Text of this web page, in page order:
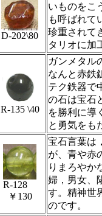
D-202\80
いものをこ
も呼ばれて
珍重されて
タリオに加
R‐135 \40
ガンメタル
なんと赤鉄
テク鉄器で
の石は宝石
を勝利に導
と勇気をも
R-128
￥130
宝石言葉は
が、青や赤
りまろやか
婦，男女、
す。精神世
のです。